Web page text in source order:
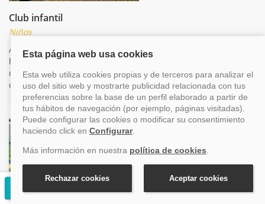
Club infantil
Niños
A bordo los más pequeños son también grandes huéspedes y
hay un mar de actividades adaptadas a las distintas etapas
de la infancia. Tus hijos estarán en las mejores manos de los
cuidadores cualificados de a bordo